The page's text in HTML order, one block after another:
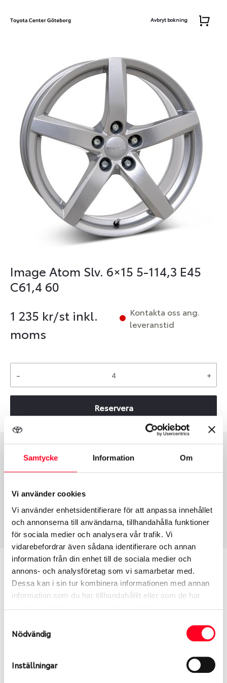
Samtycke Information Om
Vi använder cookies
Vi använder enhetsidentifierare för att anpassa innehållet
och annonserna till användarna, tillhandahålla funktioner
för sociala medier och analysera vår trafik. Vi
vidarebefordrar även sådana identifierare och annan
information från din enhet till de sociala medier och
annons- och analysföretag som vi samarbetar med.
Dessa kan i sin tur kombinera informationen med annan
information som du har tillhandahållit eller som de har
Nödvändig
Inställningar
Avbryt bokning
Image Atom Slv. 6×15 5-114,3 E45
C61,4 60
1 235 kr/st inkl.
moms
Kontakta oss ang.
leveranstid
- +
Reservera
Group
Fälg PV/C LM
Tum
15
45
Centre Diameter
114.3
Art nummer
13894
Passar denna fälg min bil?
Ange registreringsnummer för att se om den fälg
Ibland kan fälgen ha bytts ut under årens lopp och
inte vara samma dimension som bilen hade ut från